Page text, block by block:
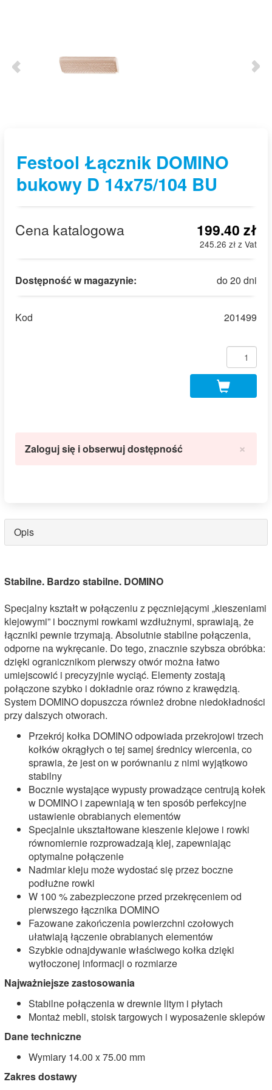
Festool Łącznik DOMINO
bukowy D 14x75/104 BU
Cena katalogowa 199.40 zł
245.26 zł z Vat
Dostępność w magazynie: do 20 dni
Kod 201499
×
Zaloguj się i obserwuj dostępność
Opis
Stabilne. Bardzo stabilne. DOMINO
Specjalny kształt w połączeniu z pęczniejącymi „kieszeniami
klejowymi” i bocznymi rowkami wzdłużnymi, sprawiają, że
łączniki pewnie trzymają. Absolutnie stabilne połączenia,
odporne na wykręcanie. Do tego, znacznie szybsza obróbka:
dzięki ogranicznikom pierwszy otwór można łatwo
umiejscowić i precyzyjnie wyciąć. Elementy zostają
połączone szybko i dokładnie oraz równo z krawędzią.
System DOMINO dopuszcza również drobne niedokładności
przy dalszych otworach.
Przekrój kołka DOMINO odpowiada przekrojowi trzech
kołków okrągłych o tej samej średnicy wiercenia, co
sprawia, że jest on w porównaniu z nimi wyjątkowo
stabilny
Bocznie wystające wypusty prowadzące centrują kołek
w DOMINO i zapewniają w ten sposób perfekcyjne
ustawienie obrabianych elementów
Specjalnie ukształtowane kieszenie klejowe i rowki
równomiernie rozprowadzają klej, zapewniając
optymalne połączenie
Nadmiar kleju może wydostać się przez boczne
podłużne rowki
W 100 % zabezpieczone przed przekręceniem od
pierwszego łącznika DOMINO
Fazowane zakończenia powierzchni czołowych
ułatwiają łączenie obrabianych elementów
Szybkie odnajdywanie właściwego kołka dzięki
wytłoczonej informacji o rozmiarze
Najważniejsze zastosowania
Stabilne połączenia w drewnie litym i płytach
Montaż mebli, stoisk targowych i wyposażenie sklepów
Dane techniczne
Wymiary 14.00 x 75.00 mm
Zakres dostawy